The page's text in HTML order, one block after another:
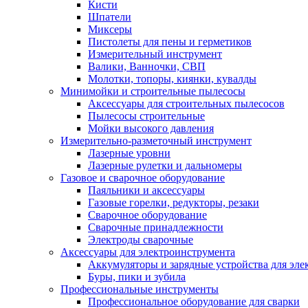
Кисти
Шпатели
Миксеры
Пистолеты для пены и герметиков
Измерительный инструмент
Валики, Ванночки, СВП
Молотки, топоры, киянки, кувалды
Минимойки и строительные пылесосы
Аксессуары для строительных пылесосов
Пылесосы строительные
Мойки высокого давления
Измерительно-разметочный инструмент
Лазерные уровни
Лазерные рулетки и дальномеры
Газовое и сварочное оборудование
Паяльники и аксессуары
Газовые горелки, редукторы, резаки
Сварочное оборудование
Сварочные принадлежности
Электроды сварочные
Аксессуары для электроинструмента
Аккумуляторы и зарядные устройства для
Буры, пики и зубила
Профессиональные инструменты
Профессиональное оборудование для сварки